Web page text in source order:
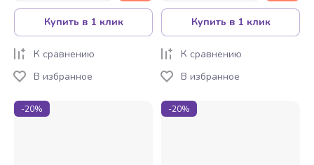
Купить в 1 клик
К сравнению
В избранное
Купить в 1 клик
К сравнению
В избранное
-20% -20%